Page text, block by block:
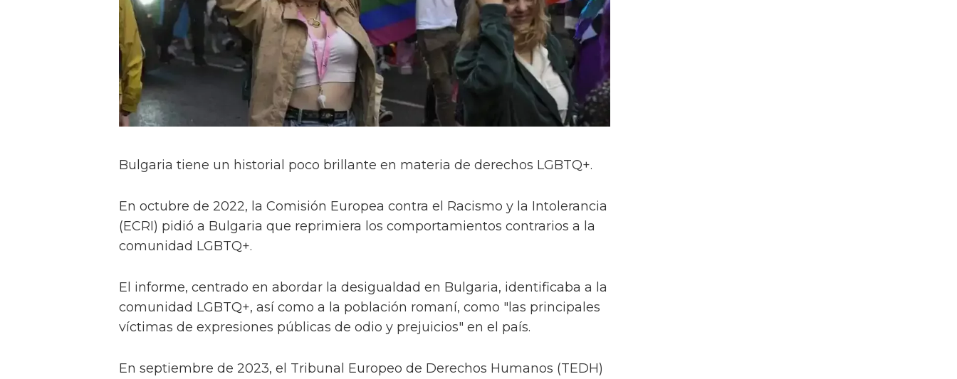
Bulgaria tiene un historial poco brillante en materia de derechos LGBTQ+.
En octubre de 2022, la Comisión Europea contra el Racismo y la Intolerancia
(ECRI) pidió a Bulgaria que reprimiera los comportamientos contrarios a la
comunidad LGBTQ+.
El informe, centrado en abordar la desigualdad en Bulgaria, identificaba a la
comunidad LGBTQ+, así como a la población romaní, como "las principales
víctimas de expresiones públicas de odio y prejuicios" en el país.
En septiembre de 2023, el Tribunal Europeo de Derechos Humanos (TEDH)